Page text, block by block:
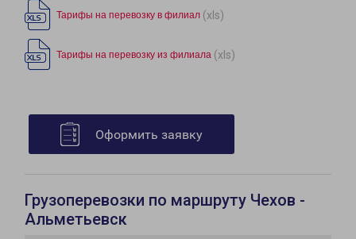
Тарифы на перевозку в филиал (xls)
Тарифы на перевозку из филиала (xls)
Оформить заявку
Грузоперевозки по маршруту Чехов -
Альметьевск